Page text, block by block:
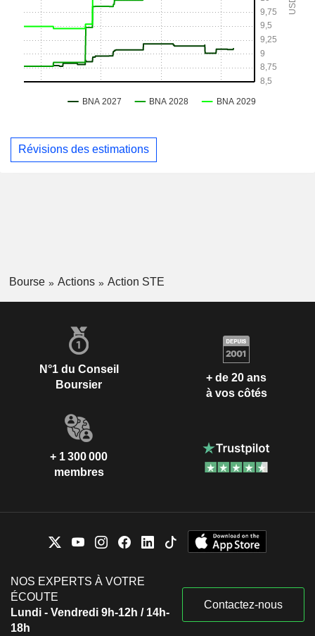
Révisions des estimations
Bourse Actions Action STE
N°1 du Conseil
Boursier
+ de 20 ans
à vos côtés
+ 1 300 000
membres
NOS EXPERTS À VOTRE
ÉCOUTE
Lundi - Vendredi 9h-12h / 14h-
18h
Contactez-nous